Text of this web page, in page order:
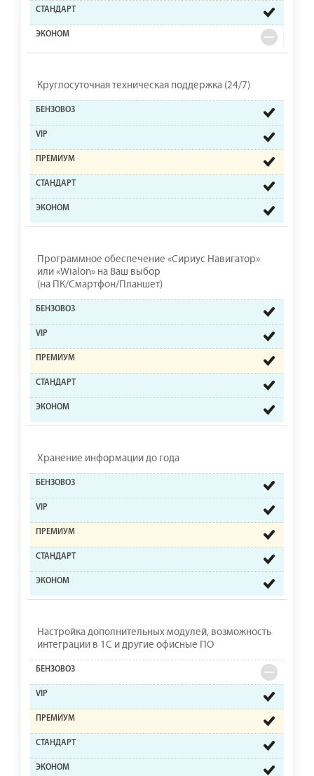
Круглосуточная техническая поддержка (24/7)
Программное обеспечение «Сириус Навигатор»
или «Wialon» на Ваш выбор
(на ПК/Смартфон/Планшет)
Хранение информации до года
Настройка дополнительных модулей, возможность
интеграции в 1С и другие офисные ПО